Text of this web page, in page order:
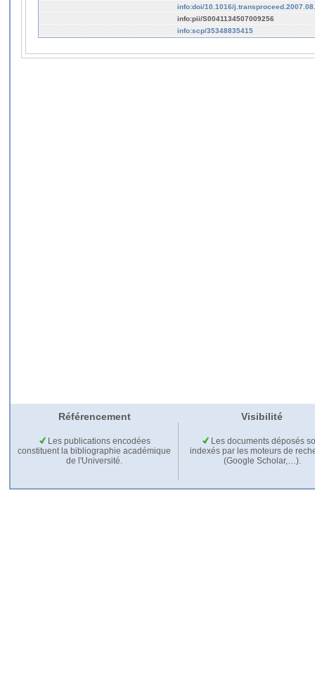
info:doi/10.1016/
info:pii/S0041134507009256
info:scp/35348835415
Référencement Visibilité
Les publications encodées
constituent la bibliographie académique
de l'Université.
Les documents déposés
indexés par les moteurs de
(Google Scholar,…).